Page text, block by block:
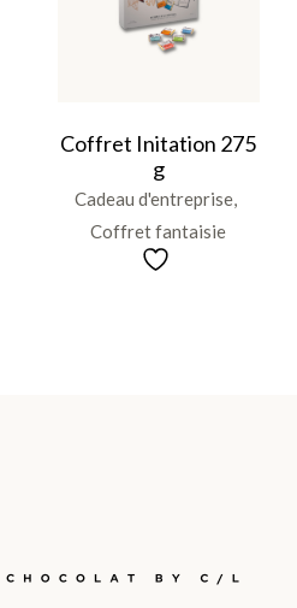
Coffret Initation 275
g
Cadeau d'entreprise
Coffret fantaisie